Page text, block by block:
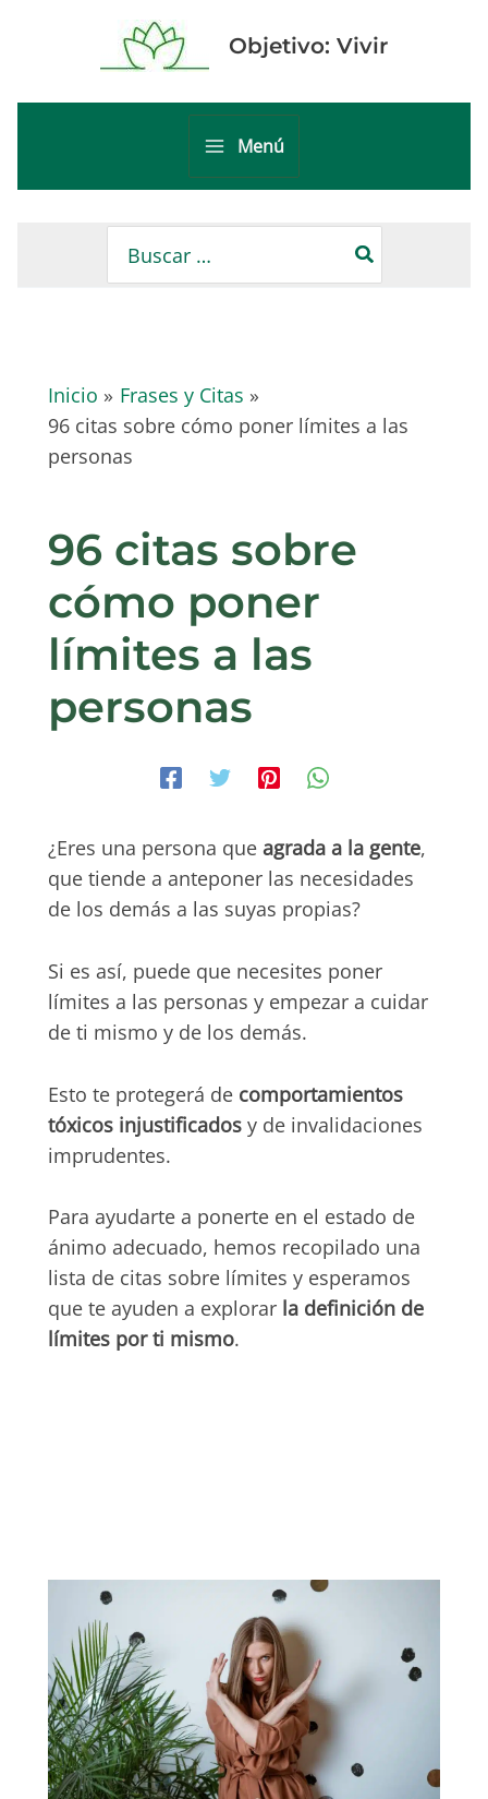
contenido
Objetivo: Vivir
Main
Menu
Menú
por:
Inicio
Frases y Citas
96 citas sobre cómo poner límites a las
personas
96 citas sobre
cómo poner
límites a las
personas
¿Eres una persona que agrada a la gente,
que tiende a anteponer las necesidades
de los demás a las suyas propias?
Si es así, puede que necesites poner
límites a las personas y empezar a cuidar
de ti mismo y de los demás.
Esto te protegerá de comportamientos
tóxicos injustificadosy de invalidaciones
imprudentes.
Para ayudarte a ponerte en el estado de
ánimo adecuado, hemos recopilado una
lista de citas sobre límites y esperamos
que te ayuden a explorar la definición de
límites por ti mismo.